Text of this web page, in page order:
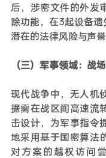
后，涉密文件的外发
除功能，在3起设备
潜在的法律风险与声誉
（三）军事领域：战
现代战争中，无人机
据需在战区间高速流
击设计，为军事指令
地采用基于国密算法
对方案的越权访问